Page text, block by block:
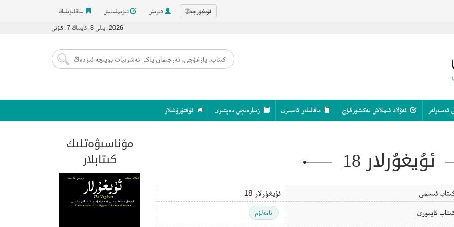
ئۇيغۇرچە🌐 كىرىش تىزىملىتىش ساقلىۋىلىڭ
2026-يىلى 8-ئاينىڭ 7-كۈنى
ئەسەرلەر ئەۋلاد ئىملاش تەكشۈرگۈچ ماقالىلەر ئامبىرى زىيارەتچى دەپتىرى ئۇقتۇرۇشلار
ئۇيغۇرلار 18
ئىسمى ئۇيغۇرلار 18
ئاپتورى نامەلۇم
مۇناسىۋەتلىك
كىتابلار